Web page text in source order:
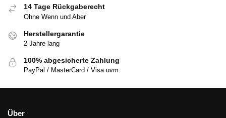
14 Tage Rückgaberecht
Ohne Wenn und Aber
Herstellergarantie
2 Jahre lang
100% abgesicherte Zahlung
PayPal / MasterCard / Visa uvm.
Über